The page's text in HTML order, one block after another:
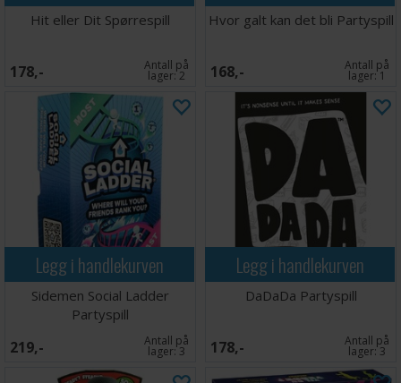
Hit eller Dit Spørrespill
178,- Antall på
lager:2
Hvor galt kan det bli Partyspill
168,- Antall på
lager:1
Legg i handlekurven
Sidemen Social Ladder
Partyspill
219,- Antall på
lager:3
Legg i handlekurven
DaDaDa Partyspill
178,- Antall på
lager:3